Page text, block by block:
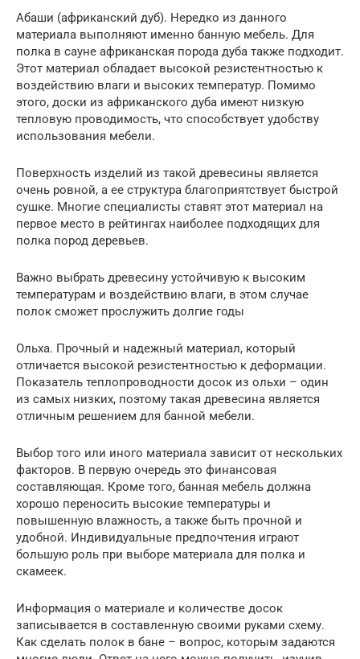
Абаши (африканский дуб). Нередко из данного
материала выполняют именно банную мебель. Для
полка в сауне африканская порода дуба также подходит.
Этот материал обладает высокой резистентностью к
воздействию влаги и высоких температур. Помимо
этого, доски из африканского дуба имеют низкую
тепловую проводимость, что способствует удобству
использования мебели.
Поверхность изделий из такой древесины является
очень ровной, а ее структура благоприятствует быстрой
сушке. Многие специалисты ставят этот материал на
первое место в рейтингах наиболее подходящих для
полка пород деревьев.
Важно выбрать древесину устойчивую к высоким
температурам и воздействию влаги, в этом случае
полок сможет прослужить долгие годы
Ольха. Прочный и надежный материал, который
отличается высокой резистентностью к деформации.
Показатель теплопроводности досок из ольхи – один
из самых низких, поэтому такая древесина является
отличным решением для банной мебели.
Выбор того или иного материала зависит от нескольких
факторов. В первую очередь это финансовая
составляющая. Кроме того, банная мебель должна
хорошо переносить высокие температуры и
повышенную влажность, а также быть прочной и
удобной. Индивидуальные предпочтения играют
большую роль при выборе материала для полка и
скамеек.
Информация о материале и количестве досок
записывается в составленную своими руками схему.
Как сделать полок в бане – вопрос, которым задаются